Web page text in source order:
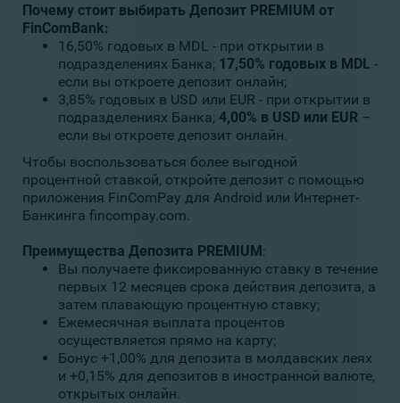
Почему стоит выбирать Депозит PREMIUM от
FinComBank:
16,50% годовых в MDL - при открытии в
подразделениях Банка; 17,50% годовых в MDL -
если вы откроете депозит онлайн;
3,85% годовых в USD или EUR - при открытии в
подразделениях Банка; 4,00% в USD или EUR –
если вы откроете депозит онлайн.
Чтобы воспользоваться более выгодной
процентной ставкой, откройте депозит с помощью
приложения FinComPay для Android или Интернет-
Банкинга fincompay.com.
Преимущества Депозита PREMIUM:
Вы получаете фиксированную ставку в течение
первых 12 месяцев срока действия депозита, а
затем плавающую процентную ставку;
Ежемесячная выплата процентов
осуществляется прямо на карту;
Бонус +1,00% для депозита в молдавских леях
и +0,15% для депозитов в иностранной валюте,
открытых онлайн.